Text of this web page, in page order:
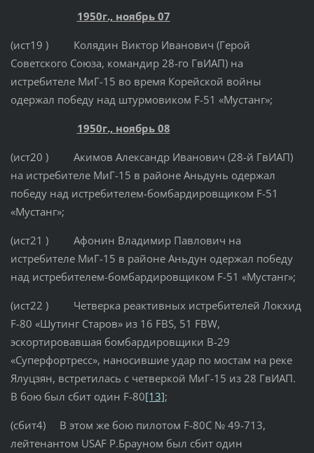
1950г., ноябрь 07
(ист19 ) Колядин Виктор Иванович (Герой
Советского Союза, командир 28-го ГвИАП) на
истребителе МиГ-15 во время Корейской войны
одержал победу над штурмовиком F-51 «Мустанг»;
1950г., ноябрь 08
(ист20 ) Акимов Александр Иванович (28-й ГвИАП)
на истребителе МиГ-15 в районе Аньдунь одержал
победу над истребителем-бомбардировщиком F-51
«Мустанг»;
(ист21 ) Афонин Владимир Павлович на
истребителе МиГ-15 в районе Аньдун одержал победу
над истребителем-бомбардировщиком F-51 «Мустанг»;
(ист22 ) Четверка реактивных истребителей Локхид
F-80 «Шутинг Старов» из 16 FBS, 51 FBW,
эскортировавшая бомбардировщики В-29
«Суперфортресс», наносившие удар по мостам на реке
Ялуцзян, встретилась с четверкой МиГ-15 из 28 ГвИАП.
В бою был сбит один F-80[13];
(сбит4) В этом же бою пилотом F-80C № 49-713,
лейтенантом USAF Р.Брауном был сбит один